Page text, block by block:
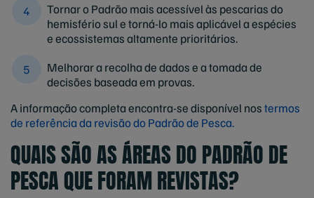
Tornar o Padrão mais acessível às pescarias do
hemisfério sul e torná-lo mais aplicável a espécies
e ecossistemas altamente prioritários.
Melhorar a recolha de dados e a tomada de
decisões baseada em provas.
A informação completa encontra-se disponível nostermos
de referência da revisão do Padrão de Pesca.
QUAIS SÃO AS ÁREAS DO PADRÃO DE
PESCA QUE FORAM REVISTAS?